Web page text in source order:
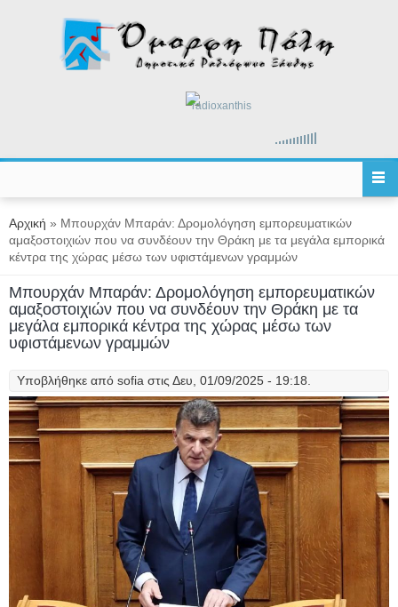
radioxanthis
Είστε εδώ
Αρχική » Μπουρχάν Μπαράν: Δρομολόγηση εμπορευματικών
αμαξοστοιχιών που να συνδέουν την Θράκη με τα μεγάλα εμπορικά
κέντρα της χώρας μέσω των υφιστάμενων γραμμών
Μπουρχάν Μπαράν: Δρομολόγηση εμπορευματικών
αμαξοστοιχιών που να συνδέουν την Θράκη με τα
μεγάλα εμπορικά κέντρα της χώρας μέσω των
υφιστάμενων γραμμών
Υποβλήθηκε από sofia στις Δευ, 01/09/2025 - 19:18.